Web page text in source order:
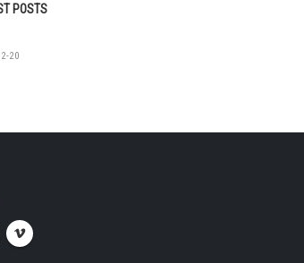
POSTS
20